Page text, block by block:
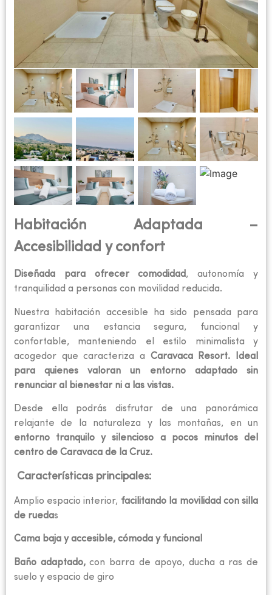
Habitación Adaptada –
Accesibilidad y confort
Diseñada para ofrecer comodidad, autonomía y
tranquilidad a personas con movilidad reducida.
Nuestra habitación accesible ha sido pensada para
garantizar una estancia segura, funcional y
confortable, manteniendo el estilo minimalista y
acogedor que caracteriza a Caravaca Resort. Ideal
para quienes valoran un entorno adaptado sin
renunciar al bienestar ni a las vistas.
Desde ella podrás disfrutar de una panorámica
relajante de la naturaleza y las montañas, en un
entorno tranquilo y silencioso a pocos minutos del
centro de Caravaca de la Cruz.
Características principales:
Amplio espacio interior, facilitando la movilidad con silla
de ruedas
Cama baja y accesible, cómoda y funcional
Baño adaptado,con barra de apoyo, ducha a ras de
suelo y espacio de giro